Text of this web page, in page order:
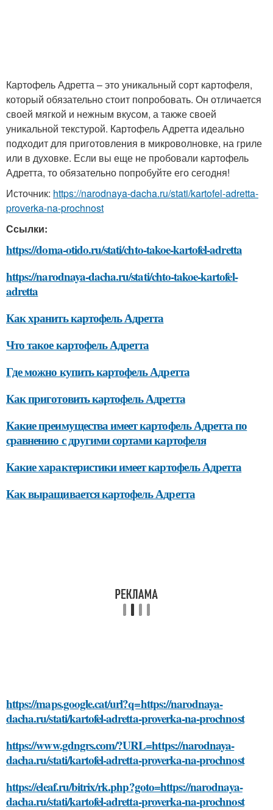
Картофель Адретта – это уникальный сорт картофеля,
который обязательно стоит попробовать. Он отличается
своей мягкой и нежным вкусом, а также своей
уникальной текстурой. Картофель Адретта идеально
подходит для приготовления в микроволновке, на гриле
или в духовке. Если вы еще не пробовали картофель
Адретта, то обязательно попробуйте его сегодня!
Источник: https://narodnaya-dacha.ru/stati/kartofel-adretta-
proverka-na-prochnost
Ссылки:
https://doma-otido.ru/stati/chto-takoe-kartofel-adretta
https://narodnaya-dacha.ru/stati/chto-takoe-kartofel-
adretta
Как хранить картофель Адретта
Что такое картофель Адретта
Где можно купить картофель Адретта
Как приготовить картофель Адретта
Какие преимущества имеет картофель Адретта по
сравнению с другими сортами картофеля
Какие характеристики имеет картофель Адретта
Как выращивается картофель Адретта
https://maps.google.cat/url?q=https://narodnaya-
dacha.ru/stati/kartofel-adretta-proverka-na-prochnost
https://www.gdngrs.com/?URL=https://narodnaya-
dacha.ru/stati/kartofel-adretta-proverka-na-prochnost
https://eleaf.ru/bitrix/rk.php?goto=https://narodnaya-
dacha.ru/stati/kartofel-adretta-proverka-na-prochnost